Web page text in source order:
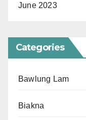
June 2023
Categories
Bawlung Lam
Biakna